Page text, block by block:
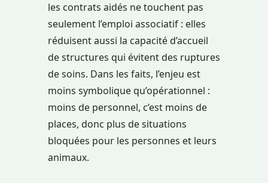
les contrats aidés ne touchent pas
seulement l’emploi associatif : elles
réduisent aussi la capacité d’accueil
de structures qui évitent des ruptures
de soins. Dans les faits, l’enjeu est
moins symbolique qu’opérationnel :
moins de personnel, c’est moins de
places, donc plus de situations
bloquées pour les personnes et leurs
animaux.